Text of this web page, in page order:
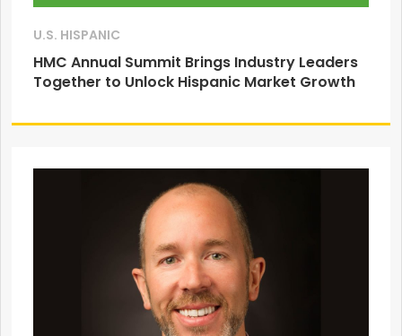
U.S. HISPANIC
HMC Annual Summit Brings Industry Leaders
Together to Unlock Hispanic Market Growth